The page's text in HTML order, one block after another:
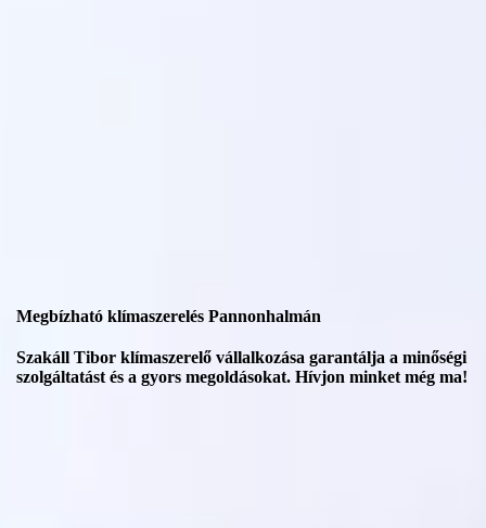
Megbízható klímaszerelés Pannonhalmán
Szakáll Tibor klímaszerelő vállalkozása garantálja a minőségi
szolgáltatást és a gyors megoldásokat. Hívjon minket még ma!